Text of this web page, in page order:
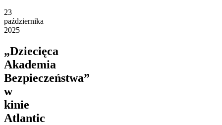
23
października
2025
„Dziecięca
Akademia
Bezpieczeństwa”
w
kinie
Atlantic